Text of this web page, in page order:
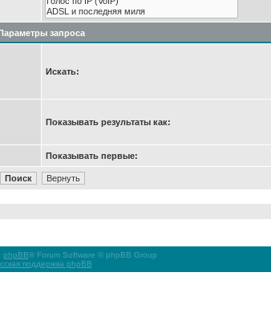
запроса
Искать:
Показывать результаты как:
Показывать первые:
phpBB® Forum Software © phpBB Group
поддержка phpBB